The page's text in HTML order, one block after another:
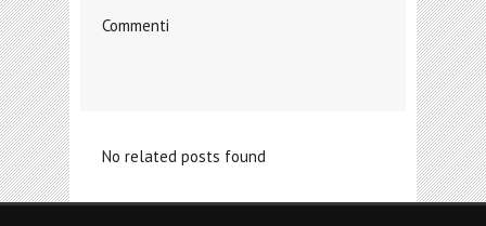
Commenti
No related posts found